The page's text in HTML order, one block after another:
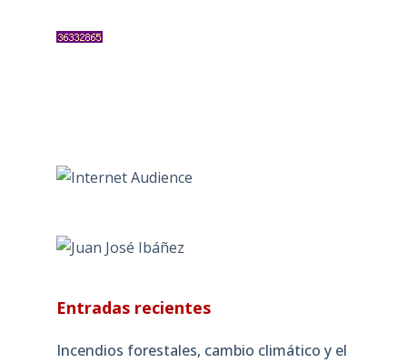
Entradas recientes
Incendios forestales, cambio climático y el